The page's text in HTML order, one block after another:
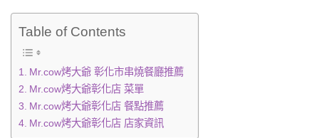
Table of Contents
Mr.cow烤大爺 彰化市串燒餐廳推薦
Mr.cow烤大爺彰化店 菜單
Mr.cow烤大爺彰化店 餐點推薦
Mr.cow烤大爺彰化店 店家資訊